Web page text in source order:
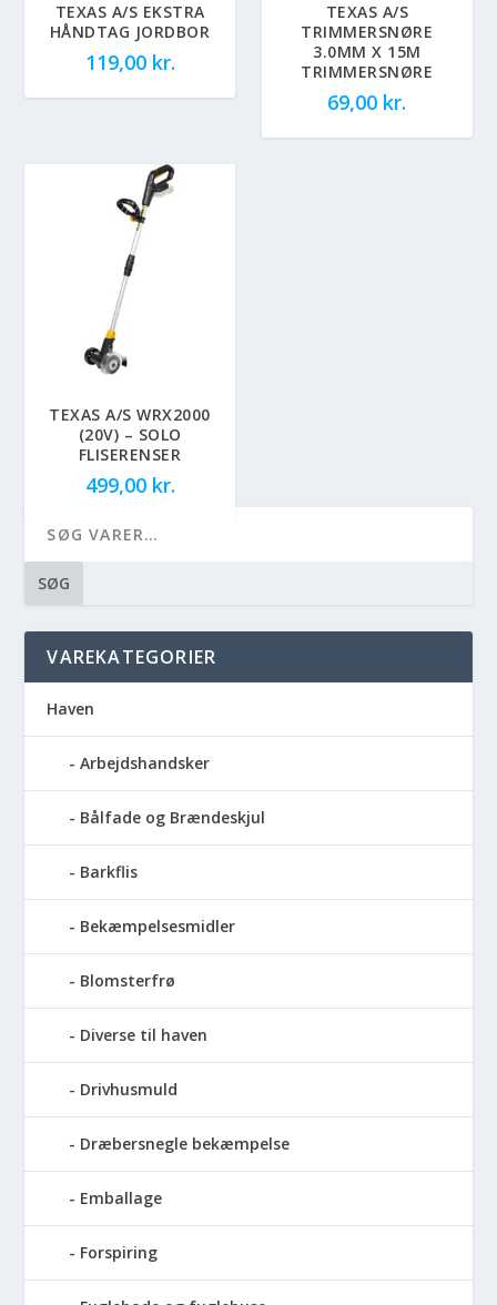
TEXAS A/S EKSTRA
HÅNDTAG JORDBOR
119,00 kr.
TEXAS A/S
TRIMMERSNØRE
3.0MM X 15M
TRIMMERSNØRE
69,00 kr.
TEXAS A/S WRX2000
(20V) – SOLO
FLISERENSER
499,00 kr.
SØG
VAREKATEGORIER
Haven
Arbejdshandsker
Bålfade og Brændeskjul
Barkflis
Bekæmpelsesmidler
Blomsterfrø
Diverse til haven
Drivhusmuld
Dræbersnegle bekæmpelse
Emballage
Forspiring